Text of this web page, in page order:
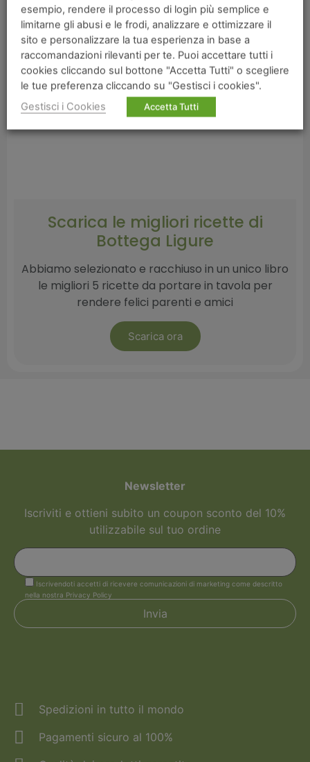
stagione e della produzione locale, determinino un
beneficio per la salute.
Scarica le migliori ricette di
Bottega Ligure​
Abbiamo selezionato e racchiuso in un unico libro
le migliori 5 ricette da portare in tavola per
rendere felici parenti e amici
Scarica ora
Newsletter
Iscriviti e ottieni subito un coupon sconto del 10%
utilizzabile sul tuo ordine
Iscrivendoti accetti di ricevere comunicazioni di marketing come descritto
nella nostra Privacy Policy
Spedizioni in tutto il mondo
Pagamenti sicuro al 100%
esempio, rendere il processo di login più semplice e
limitarne gli abusi e le frodi, analizzare e ottimizzare il
sito e personalizzare la tua esperienza in base a
raccomandazioni rilevanti per te. Puoi accettare tutti i
cookies cliccando sul bottone "Accetta Tutti" o scegliere
le tue preferenza cliccando su "Gestisci i cookies".
Gestisci i Cookies
Accetta Tutti